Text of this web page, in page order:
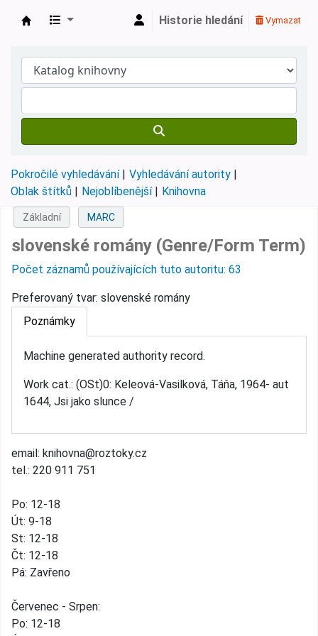
Historie hledání Vymazat
Pokročilé vyhledávání
Vyhledávání autority
Oblak štítků
Nejoblíbenější Knihovna
email: knihovna@roztoky.cz
tel.: 220 911 751
Po: 12-18
Út: 9-18
St: 12-18
Čt: 12-18
Pá: Zavřeno
Červenec - Srpen:
Po: 12-18
Základní MARC
slovenské romány (Genre/Form Term)
Počet záznamů používajících tuto autoritu: 63
Preferovaný tvar: slovenské romány
Poznámky
Machine generated authority record.
Work cat.: (OSt)0: Keleová-Vasilková, Táňa, 1964- aut
1644, Jsi jako slunce /